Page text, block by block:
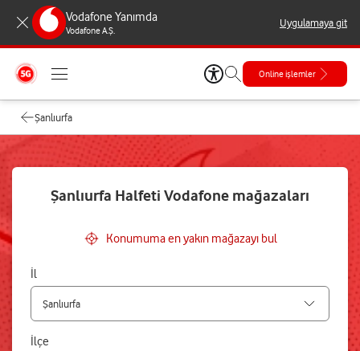
Vodafone Yanımda
Vodafone A.Ş.
Uygulamaya git
Online işlemler
Şanlıurfa
Şanlıurfa Halfeti Vodafone mağazaları
Konumuma en yakın mağazayı bul
İl
İlçe